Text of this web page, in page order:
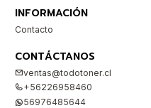
INFORMACIÓN
Contacto
CONTÁCTANOS
ventas@todotoner.cl
+56226958460
56976485644